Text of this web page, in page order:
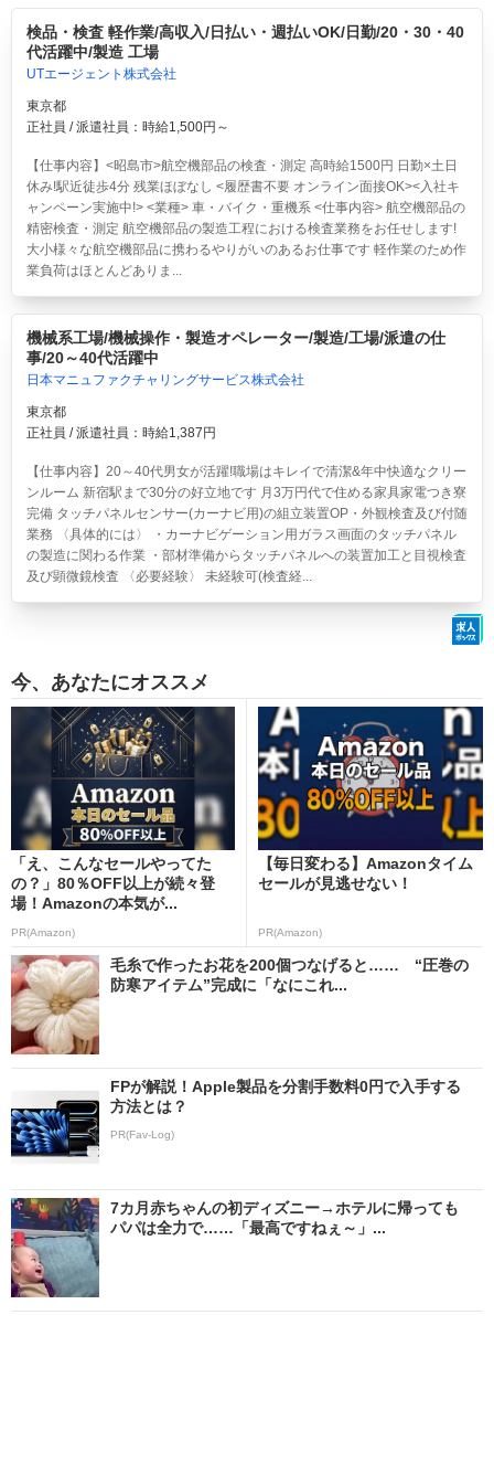
検品・検査 軽作業/高収入/日払い・週払いOK/日勤/20・30・40
代活躍中/製造 工場
UTエージェント株式会社
東京都
正社員 / 派遣社員：時給1,500円～
【仕事内容】<昭島市>航空機部品の検査・測定 高時給1500円 日勤×土日
休み!駅近徒歩4分 残業ほぼなし <履歴書不要 オンライン面接OK><入社キ
ャンペーン実施中!> <業種> 車・バイク・重機系 <仕事内容> 航空機部品の
精密検査・測定 航空機部品の製造工程における検査業務をお任せします!
大小様々な航空機部品に携わるやりがいのあるお仕事です 軽作業のため作
業負荷はほとんどありま...
機械系工場/機械操作・製造オペレーター/製造/工場/派遣の仕
事/20～40代活躍中
日本マニュファクチャリングサービス株式会社
東京都
正社員 / 派遣社員：時給1,387円
【仕事内容】20～40代男女が活躍!職場はキレイで清潔&年中快適なクリー
ンルーム 新宿駅まで30分の好立地です 月3万円代で住める家具家電つき寮
完備 タッチパネルセンサー(カーナビ用)の組立装置OP・外観検査及び付随
業務 〈具体的には〉 ・カーナビゲーション用ガラス画面のタッチパネル
の製造に関わる作業 ・部材準備からタッチパネルへの装置加工と目視検査
及び顕微鏡検査 〈必要経験〉 未経験可(検査経...
今、あなたにオススメ
「え、こんなセールやってた
の？」80％OFF以上が続々登
場！Amazonの本気が...
PR(Amazon)
【毎日変わる】Amazonタイム
セールが見逃せない！
PR(Amazon)
毛糸で作ったお花を200個つなげると…… “圧巻の
防寒アイテム”完成に「なにこれ...
FPが解説！Apple製品を分割手数料0円で入手する
方法とは？
PR(Fav-Log)
7カ月赤ちゃんの初ディズニー→ホテルに帰っても
パパは全力で……「最高ですねぇ～」...